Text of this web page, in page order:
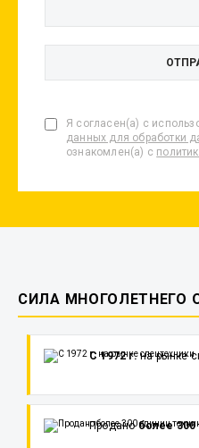
Я согласен(а) с
данных для обработки
ознакомлен(а) с
СИЛА МНОГОЛЕТНЕГО
С 1972 г.на рынке
Проданоболее